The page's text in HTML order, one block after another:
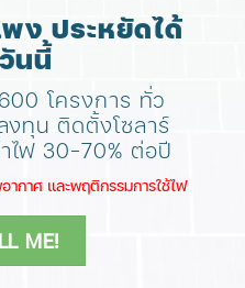
ง ประหยัดได้
นนี้
โครงการ ทั่ว
งทุน ติดตั้งโซลาร์
ไฟ 30-70% ต่อปี
กาศ​ และพฤติกรรมการใช้ไฟ
ME!